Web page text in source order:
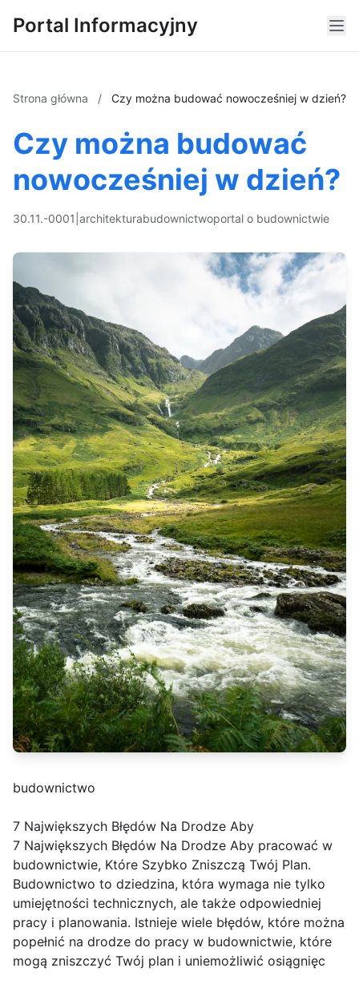
Portal Informacyjny
Strona główna / Czy można budować nowocześniej w dzień?
Czy można budować
nowocześniej w dzień?
30.11.-0001 architekturabudownictwoportal o budownictwie
budownictwo
7 Największych Błędów Na Drodze Aby
7 Największych Błędów Na Drodze Aby pracować w
budownictwie, Które Szybko Zniszczą Twój Plan.
Budownictwo to dziedzina, która wymaga nie tylko
umiejętności technicznych, ale także odpowiedniej
pracy i planowania. Istnieje wiele błędów, które można
popełnić na drodze do pracy w budownictwie, które
mogą zniszczyć Twój plan i uniemożliwić osiągnięc